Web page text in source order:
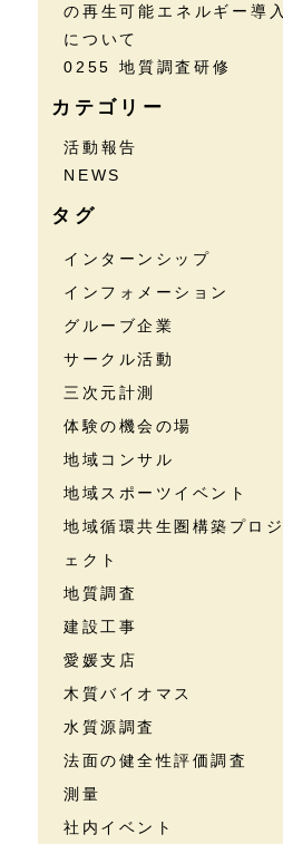
の再生可能エネルギー導入
について
0255 地質調査研修
カテゴリー
活動報告
NEWS
タグ
インターンシップ
インフォメーション
グルーブ企業
サークル活動
三次元計測
体験の機会の場
地域コンサル
地域スポーツイベント
地域循環共生圏構築プロジ
ェクト
地質調査
建設工事
愛媛支店
木質バイオマス
水質源調査
法面の健全性評価調査
測量
社内イベント